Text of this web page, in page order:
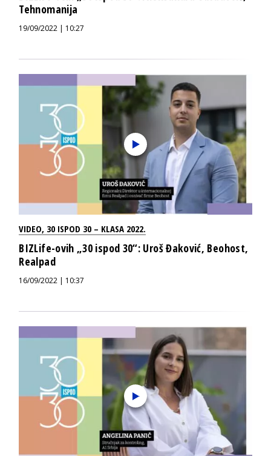
Tehnomanija
19/09/2022 | 10:27
VIDEO, 30 ISPOD 30 – KLASA 2022.
BIZLife-ovih „30 ispod 30“: Uroš Đaković, Beohost,
Realpad
16/09/2022 | 10:37